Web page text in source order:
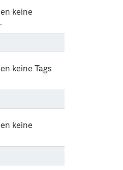
keine
keine Tags
keine